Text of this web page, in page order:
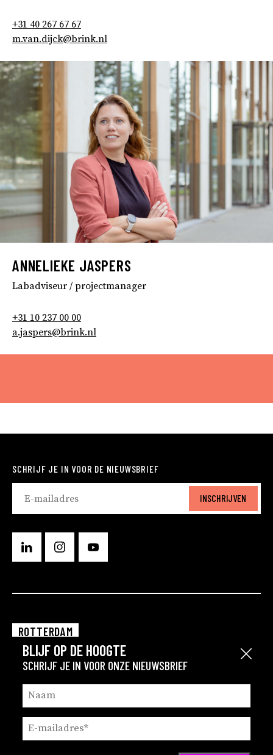
Sluit
BLIJF OP DE HOOGTE
SCHRIJF JE IN VOOR ONZE NIEUWSBRIEF
+31 40 267 67 67
m.van.dijck@brink.nl
ANNELIEKE JASPERS
Labadviseur / projectmanager
+31 10 237 00 00
a.jaspers@brink.nl
SCHRIJF JE IN VOOR DE NIEUWSBRIEF
INSCHRIJVEN
ROTTERDAM
EINDHOVEN
GRONINGEN